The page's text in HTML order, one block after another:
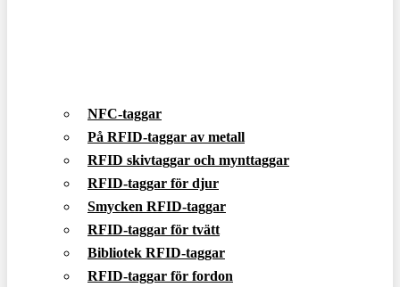
NFC-taggar
På RFID-taggar av metall
RFID skivtaggar och mynttaggar
RFID-taggar för djur
Smycken RFID-taggar
RFID-taggar för tvätt
Bibliotek RFID-taggar
RFID-taggar för fordon